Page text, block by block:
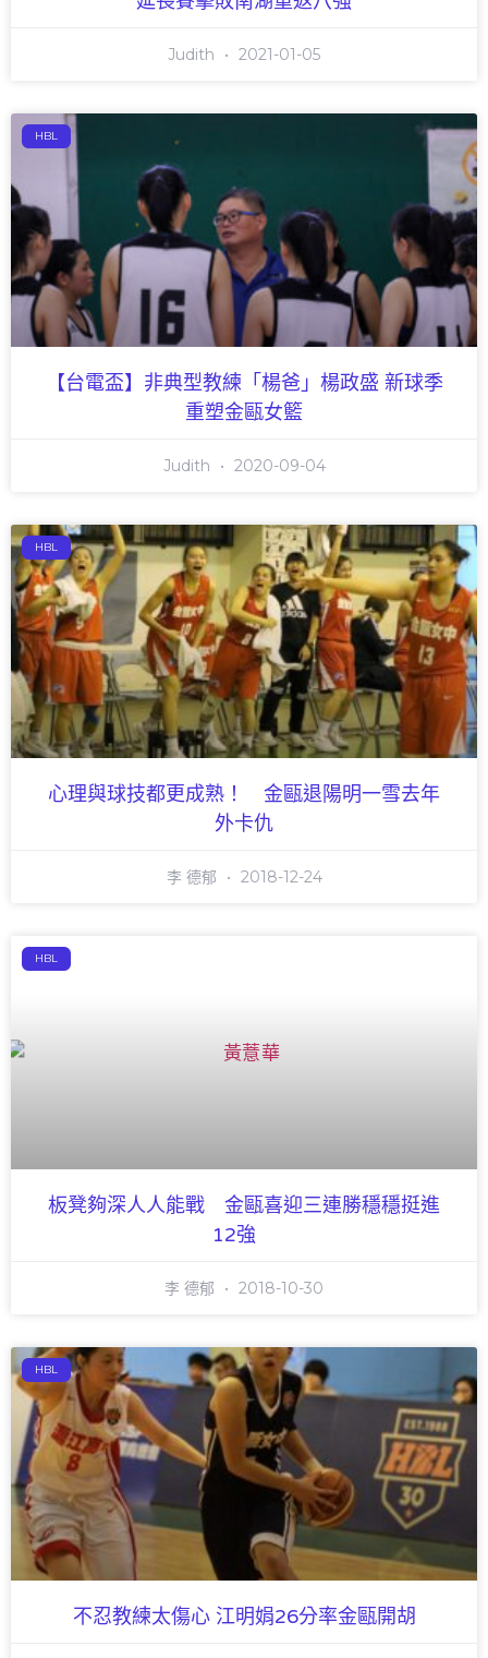
Judith 2021-01-05
HBL
【台電盃】非典型教練「楊爸」楊政盛 新球季
重塑金甌女籃
Judith 2020-09-04
HBL
心理與球技都更成熟！ 金甌退陽明一雪去年
外卡仇
李 德郁 2018-12-24
HBL
板凳夠深人人能戰 金甌喜迎三連勝穩穩挺進
12強
李 德郁 2018-10-30
HBL
不忍教練太傷心 江明娟26分率金甌開胡